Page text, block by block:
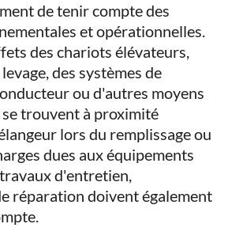
de tenir compte des
et opérationnelles.
des chariots élévateurs,
des systèmes de
ou d'autres moyens
trouvent à proximité
lors du remplissage ou
dues aux équipements
d'entretien,
réparation doivent également